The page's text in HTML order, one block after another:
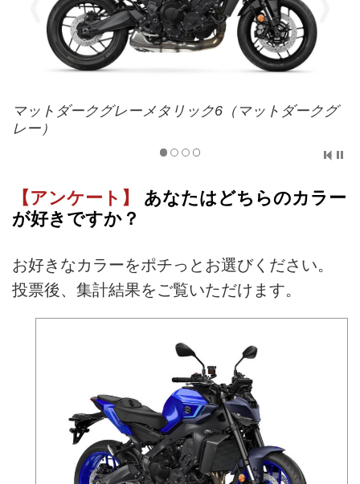
マットダークグレーメタリック6（マットダークグ
レー）
【アンケート】
あなたはどちらのカラー
が好きですか？
お好きなカラーをポチっとお選びください。
投票後、集計結果をご覧いただけます。